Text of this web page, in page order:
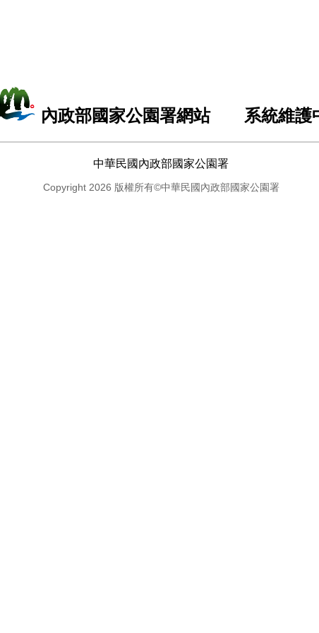
內政部國家公園署網站 系統維護
中華民國內政部國家公園署
Copyright 2026 版權所有©中華民國內政部國家公園署